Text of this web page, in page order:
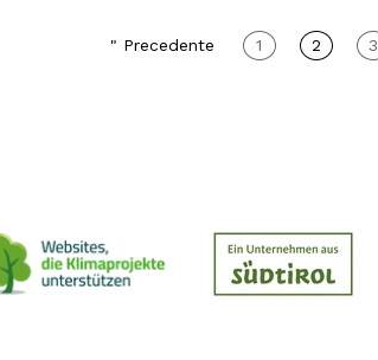
" Precedente 1 2 3